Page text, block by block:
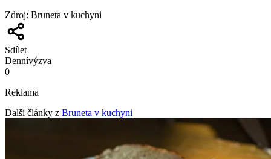
Zdroj: Bruneta v kuchyni
Sdílet
Dennívýzva
0
Reklama
Další články z Bruneta v kuchyni